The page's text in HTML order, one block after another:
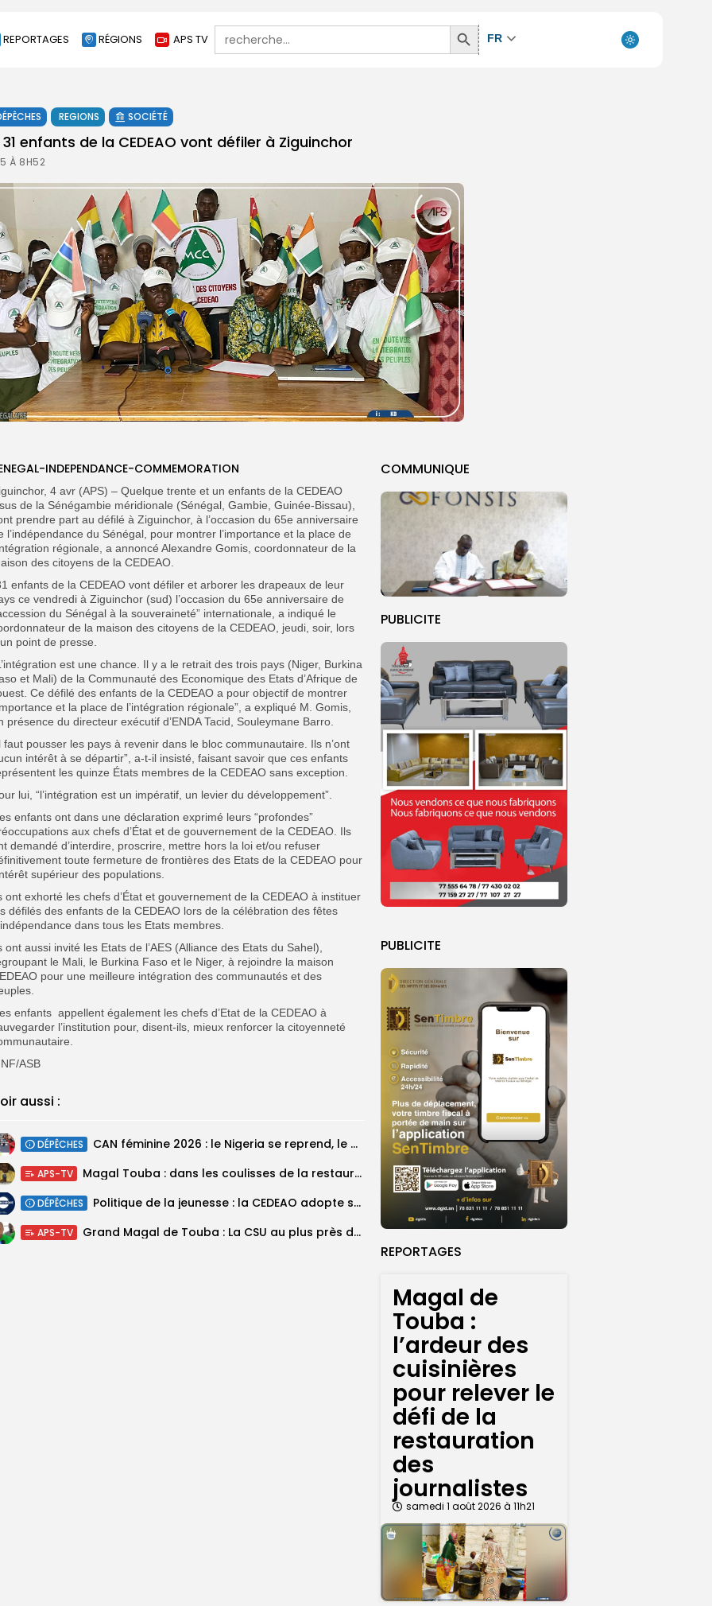
REPORTAGES RÉGIONS APS TV
Search
for:
Search
Button
FR
REGIONS SOCIÉTÉ
enfants de la CEDEAO vont défiler à Ziguinchor
À 8H52
COMMUNIQUE
PUBLICITE
PUBLICITE
REPORTAGES
Magal de
Touba :
l’ardeur des
cuisinières
pour relever le
défi de la
restauration
des
journalistes
samedi 1 août 2026 à 11h21
INDEPENDANCE-COMMEMORATION
4 avr (APS) – Quelque trente et un enfants de la CEDEAO
de la Sénégambie méridionale (Sénégal, Gambie, Guinée-Bissau),
prendre part au défilé à Ziguinchor, à l’occasion du 65e anniversaire
l’indépendance du Sénégal, pour montrer l’importance et la place de
régionale, a annoncé Alexandre Gomis, coordonnateur de la
des citoyens de la CEDEAO.
enfants de la CEDEAO vont défiler et arborer les drapeaux de leur
ce vendredi à Ziguinchor (sud) l’occasion du 65e anniversaire de
du Sénégal à la souveraineté” internationale, a indiqué le
de la maison des citoyens de la CEDEAO, jeudi, soir, lors
point de presse.
est une chance. Il y a le retrait des trois pays (Niger, Burkina
et Mali) de la Communauté des Economique des Etats d’Afrique de
Ce défilé des enfants de la CEDEAO a pour objectif de montrer
et la place de l’intégration régionale”, a expliqué M. Gomis,
présence du directeur exécutif d’ENDA Tacid, Souleymane Barro.
faut pousser les pays à revenir dans le bloc communautaire. Ils n’ont
intérêt à se départir”, a-t-il insisté, faisant savoir que ces enfants
les quinze États membres de la CEDEAO sans exception.
lui, “l’intégration est un impératif, un levier du développement”.
enfants ont dans une déclaration exprimé leurs “profondes”
aux chefs d’État et de gouvernement de la CEDEAO. Ils
demandé d’interdire, proscrire, mettre hors la loi et/ou refuser
toute fermeture de frontières des Etats de la CEDEAO pour
supérieur des populations.
ont exhorté les chefs d’État et gouvernement de la CEDEAO à instituer
défilés des enfants de la CEDEAO lors de la célébration des fêtes
dans tous les Etats membres.
ont aussi invité les Etats de l’AES (Alliance des Etats du Sahel),
le Mali, le Burkina Faso et le Niger, à rejoindre la maison
pour une meilleure intégration des communautés et des
enfants appellent également les chefs d’Etat de la CEDEAO à
l’institution pour, disent-ils, mieux renforcer la citoyenneté
ASB
aussi :
DÉPÊCHES ‎CAN féminine 2026 : le Nigeria se reprend, le Malawi surprend encore...
APS-TV Magal Touba : dans les coulisses de la restauration de la presse...
DÉPÊCHES Politique de la jeunesse : la CEDEAO adopte son plan d’actions stratégiques...
APS-TV Grand Magal de Touba : La CSU au plus près des pèlerins